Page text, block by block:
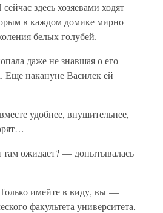
здесь хозяевами ходят
в каждом домике мирно
белых голубей.
даже не знавшая о его
накануне Василек ей
удобнее, внушительнее,
ожидает? — допытывалась
имейте в виду, вы —
факультета университета,